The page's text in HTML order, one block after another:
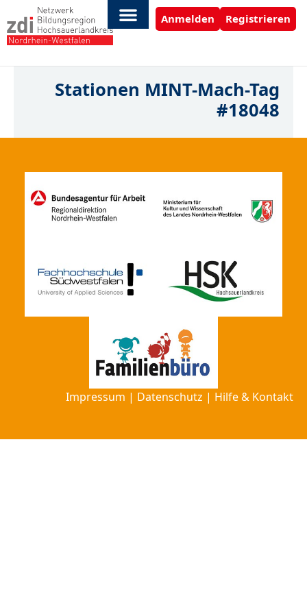
Anmelden Registrieren
Stationen MINT-Mach-Tag
#18048
Impressum | Datenschutz | Hilfe & Kontakt